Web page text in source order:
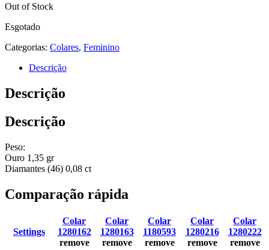
Out of Stock
Esgotado
Categorias: Colares, Feminino
Descrição
Descrição
Descrição
Peso:
Ouro 1,35 gr
Diamantes (46) 0,08 ct
Comparação rápida
Settings
Colar
1280162
remove
Colar
1280163
remove
Colar
1180593
remove
Colar
1280216
remove
Colar
1280222
remove